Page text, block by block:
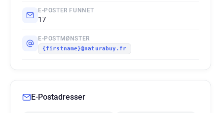
E-POSTER FUNNET
17
E-POSTMØNSTER
{firstname}@naturabuy.fr
E-Postadresser